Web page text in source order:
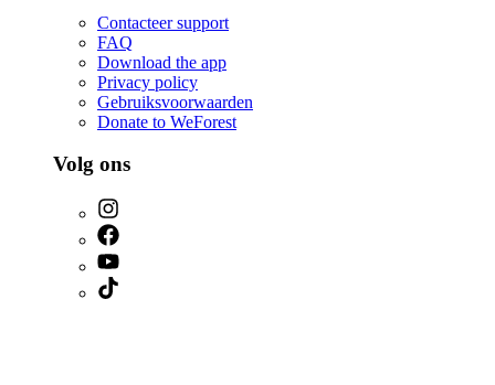
Contacteer support
FAQ
Download the app
Privacy policy
Gebruiksvoorwaarden
Donate to WeForest
Volg ons